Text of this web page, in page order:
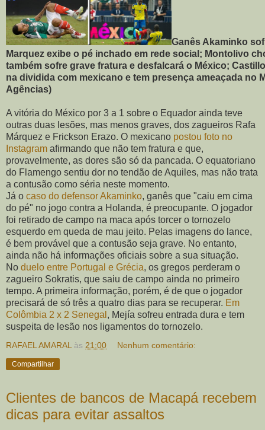
Ganês Akaminko
Marquez exibe o pé inchado em rede social; Montolivo
também sofre grave fratura e desfalcará o México;
na dividida com mexicano e tem presença ameaçada no
Agências)
A vitória do México por 3 a 1 sobre o Equador ainda teve
outras duas lesões, mas menos graves, dos zagueiros Rafa
Márquez e Frickson Erazo. O mexicano postou foto no
Instagram afirmando que não tem fratura e que,
provavelmente, as dores são só da pancada. O equatoriano
do Flamengo sentiu dor no tendão de Aquiles, mas não trata
a contusão como séria neste momento.
Já o caso do defensor Akaminko, ganês que "caiu em cima
do pé" no jogo contra a Holanda, é preocupante. O jogador
foi retirado de campo na maca após torcer o tornozelo
esquerdo em queda de mau jeito. Pelas imagens do lance,
é bem provável que a contusão seja grave. No entanto,
ainda não há informações oficiais sobre a sua situação.
No duelo entre Portugal e Grécia, os gregos perderam o
zagueiro Sokratis, que saiu de campo ainda no primeiro
tempo. A primeira informação, porém, é de que o jogador
precisará de só três a quatro dias para se recuperar. Em
Colômbia 2 x 2 Senegal , Mejía sofreu entrada dura e tem
suspeita de lesão nos ligamentos do tornozelo.
RAFAEL AMARAL às 21:00 Nenhum comentário:
Compartilhar
Clientes de bancos de Macapá recebem
dicas para evitar assaltos